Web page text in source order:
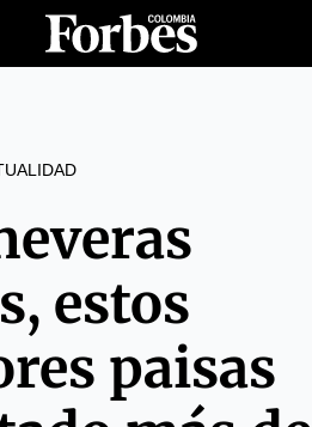
estos
paisas